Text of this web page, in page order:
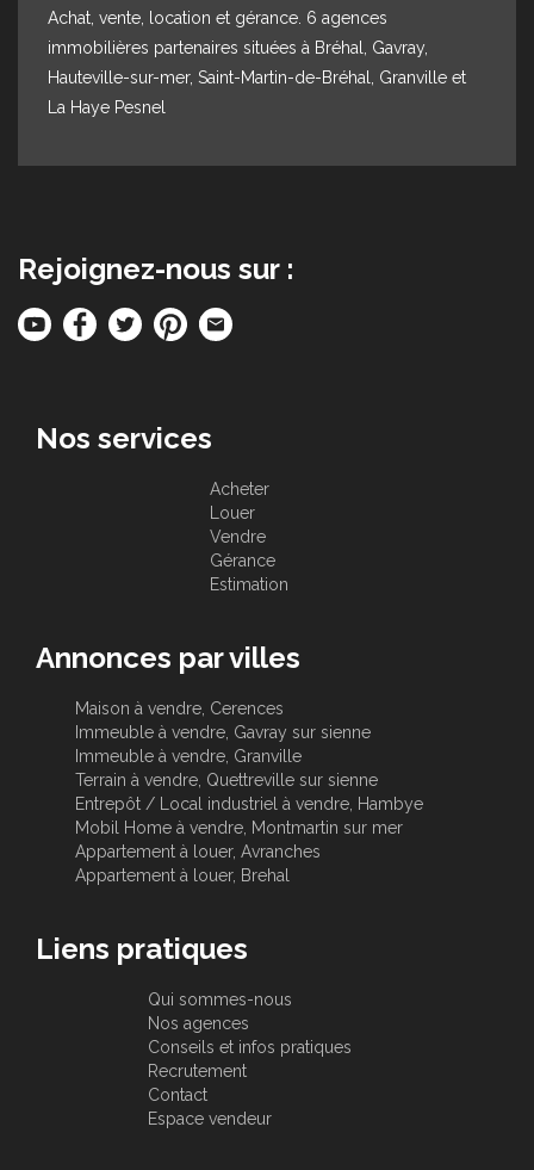
Achat, vente, location et gérance. 6 agences
immobilières partenaires situées à Bréhal, Gavray,
Hauteville-sur-mer, Saint-Martin-de-Bréhal, Granville et
La Haye Pesnel
Rejoignez-nous sur :
Nos services
Acheter
Louer
Vendre
Gérance
Estimation
Annonces par villes
Maison à vendre, Cerences
Immeuble à vendre, Gavray sur sienne
Immeuble à vendre, Granville
Terrain à vendre, Quettreville sur sienne
Entrepôt / Local industriel à vendre, Hambye
Mobil Home à vendre, Montmartin sur mer
Appartement à louer, Avranches
Appartement à louer, Brehal
Liens pratiques
Qui sommes-nous
Nos agences
Conseils et infos pratiques
Recrutement
Contact
Espace vendeur